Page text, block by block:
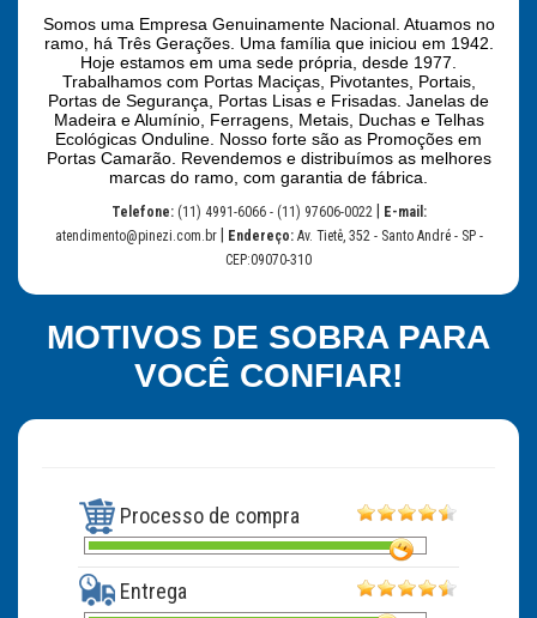
Somos uma Empresa Genuinamente Nacional. Atuamos no
ramo, há Três Gerações. Uma família que iniciou em 1942.
Hoje estamos em uma sede própria, desde 1977.
Trabalhamos com Portas Maciças, Pivotantes, Portais,
Portas de Segurança, Portas Lisas e Frisadas. Janelas de
Madeira e Alumínio, Ferragens, Metais, Duchas e Telhas
Ecológicas Onduline. Nosso forte são as Promoções em
Portas Camarão. Revendemos e distribuímos as melhores
marcas do ramo, com garantia de fábrica.
Telefone: (11) 4991-6066 - (11) 97606-0022
E-mail:
atendimento@pinezi.com.br
Endereço: Av. Tietê, 352 - Santo André - SP -
CEP:09070-310
MOTIVOS DE SOBRA PARA
VOCÊ CONFIAR!
Processo de compra
Entrega